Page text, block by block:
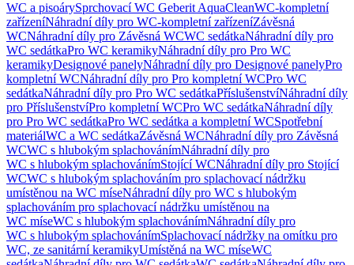
WC a pisoárySprchovací WC Geberit AquaCleanWC-kompletní
zařízeníNáhradní díly pro WC-kompletní zařízeníZávěsná
WCNáhradní díly pro Závěsná WCWC sedátkaNáhradní díly pro
WC sedátkaPro WC keramikyNáhradní díly pro Pro WC
keramikyDesignové panelyNáhradní díly pro Designové panelyPro
kompletní WCNáhradní díly pro Pro kompletní WCPro WC
sedátkaNáhradní díly pro Pro WC sedátkaPříslušenstvíNáhradní díly
pro PříslušenstvíPro kompletní WCPro WC sedátkaNáhradní díly
pro Pro WC sedátkaPro WC sedátka a kompletní WCSpotřební
materiálWC a WC sedátkaZávěsná WCNáhradní díly pro Závěsná
WCWC s hlubokým splachovánímNáhradní díly pro
WC s hlubokým splachovánímStojící WCNáhradní díly pro Stojící
WCWC s hlubokým splachováním pro splachovací nádržku
umístěnou na WC míseNáhradní díly pro WC s hlubokým
splachováním pro splachovací nádržku umístěnou na
WC míseWC s hlubokým splachovánímNáhradní díly pro
WC s hlubokým splachovánímSplachovací nádržky na omítku pro
WC, ze sanitární keramikyUmístěná na WC míseWC